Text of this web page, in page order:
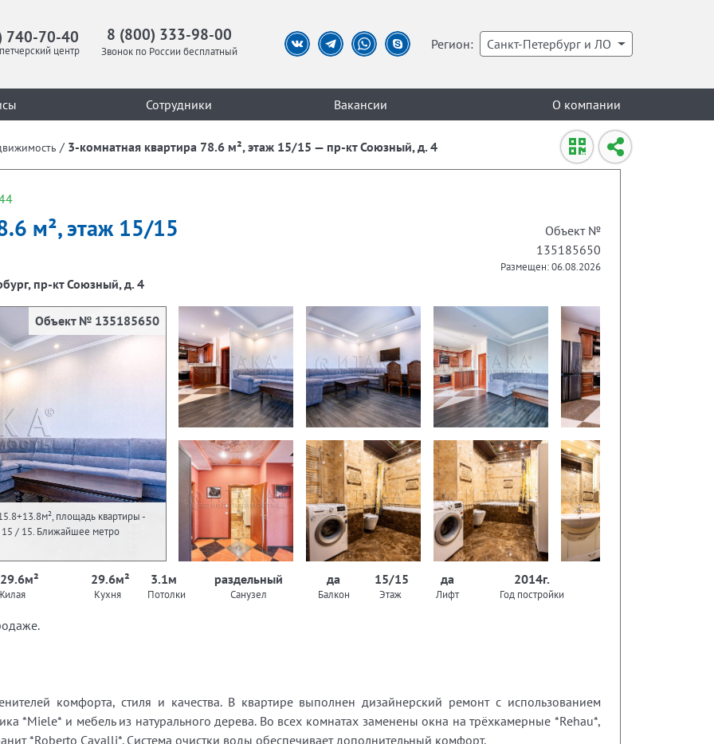
740-70-40
центр
8 (800) 333-98-00
Звонок по России бесплатный Регион: Санкт-Петербург и ЛО
Сотрудники Вакансии О компании
/ 3-комнатная квартира 78.6 м², этаж 15/15 — пр-кт Союзный, д. 4
м², этаж 15/15
Объект №
135185650
Размещен: 06.08.2026
пр-кт Союзный, д. 4
Объект № 135185650
площадь квартиры -
15 / 15. Ближайшее метро
29.6м²
Кухня
3.1м
Потолки
раздельный
Санузел
да
Балкон
15/15
Этаж
да
Лифт
2014г.
Год постройки
комфорта, стиля и качества. В квартире выполнен дизайнерский ремонт с использованием
*Miele* и мебель из натурального дерева. Во всех комнатах заменены окна на трёхкамерные *Rehau*,
*Roberto Cavalli*. Система очистки воды обеспечивает дополнительный комфорт.